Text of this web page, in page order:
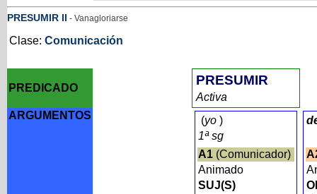
PRESUMIR II - Vanagloriarse
Clase: Comunicación
PREDICADO
PRESUMIR
Activa
ARGUMENTOS
(yo)
1ª sg
A1(Comunicador)
Animado
SUJ(S)